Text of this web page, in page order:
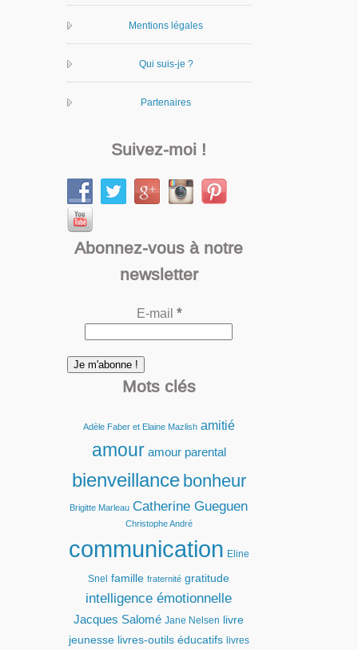
Mentions légales
Qui suis-je ?
Partenaires
Suivez-moi !
Abonnez-vous à notre
newsletter
E-mail *
Mots clés
Adèle Faber et Elaine Mazlish amitié
amour amour parental
bienveillance bonheur
Brigitte Marleau Catherine Gueguen
Christophe André
communication Eline
Snel famille fraternité gratitude
intelligence émotionnelle
Jacques Salomé Jane Nelsen
livre
jeunesse livres-outils éducatifs livres